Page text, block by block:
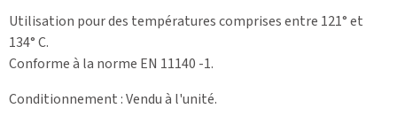
Utilisation pour des températures comprises entre 121° et
134° C.
Conforme à la norme EN 11140 -1.
Conditionnement : Vendu à l'unité.